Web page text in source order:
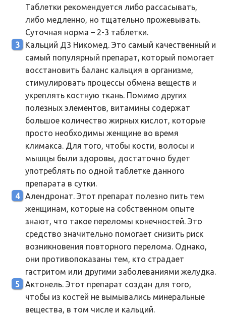
Таблетки рекомендуется либо рассасывать,
либо медленно, но тщательно прожевывать.
Суточная норма – 2-3 таблетки.
Кальций Д3 Никомед. Это самый качественный и
самый популярный препарат, который помогает
восстановить баланс кальция в организме,
стимулировать процессы обмена веществ и
укреплять костную ткань. Помимо других
полезных элементов, витамины содержат
большое количество жирных кислот, которые
просто необходимы женщине во время
климакса. Для того, чтобы кости, волосы и
мышцы были здоровы, достаточно будет
употреблять по одной таблетке данного
препарата в сутки.
Алендронат. Этот препарат полезно пить тем
женщинам, которые на собственном опыте
знают, что такое переломы конечностей. Это
средство значительно помогает снизить риск
возникновения повторного перелома. Однако,
они противопоказаны тем, кто страдает
гастритом или другими заболеваниями желудка.
Актонель. Этот препарат создан для того,
чтобы из костей не вымывались минеральные
вещества, в том числе и кальций.